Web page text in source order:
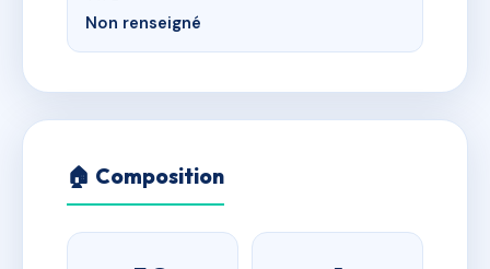
Non renseigné
🏠 Composition